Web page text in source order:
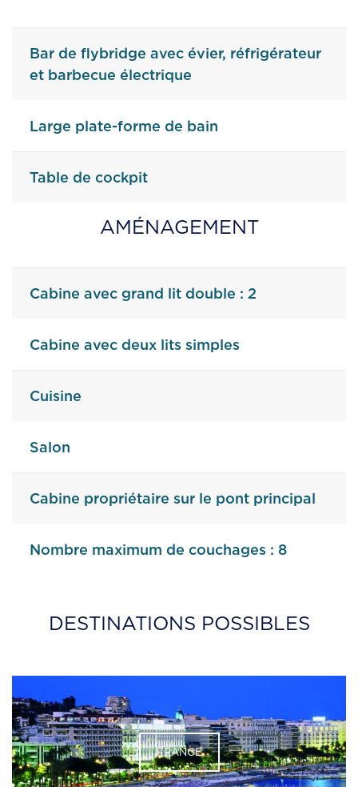
Bar de flybridge avec évier, réfrigérateur
et barbecue électrique
Large plate-forme de bain
Table de cockpit
AMÉNAGEMENT
Cabine avec grand lit double : 2
Cabine avec deux lits simples
Cuisine
Salon
Cabine propriétaire sur le pont principal
Nombre maximum de couchages : 8
DESTINATIONS POSSIBLES
FRANCE